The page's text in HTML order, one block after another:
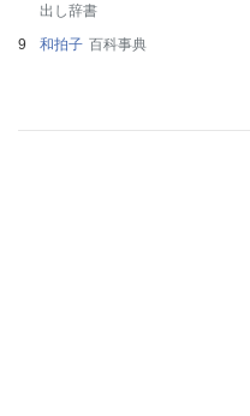
出し辞書
和拍子 百科事典